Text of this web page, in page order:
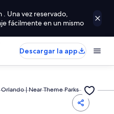
Una vez reservado,
fácilmente en un mismo
Descargar la app
| Near Theme Parks